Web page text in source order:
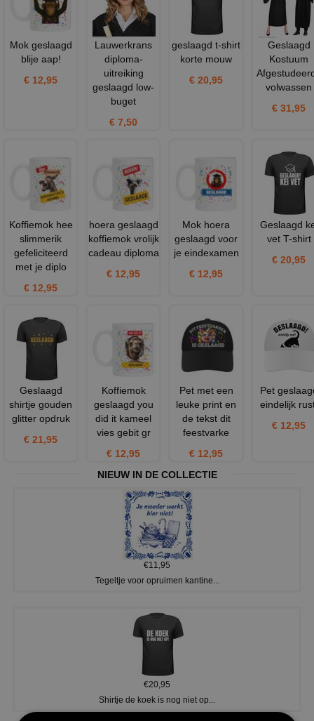
Mok geslaagd
blije aap!
€ 12,95
Lauwerkrans
diploma-
uitreiking
geslaagd low-
buget
€ 7,50
geslaagd t-shirt
korte mouw
€ 20,95
Geslaagd
Kostuum
volwassen
€ 31,95
Koffiemok hee
slimmerik
gefeliciteerd
met je diplo
€ 12,95
hoera geslaagd
koffiemok vrolijk
cadeau diploma
€ 12,95
Mok hoera
geslaagd voor
je eindexamen
€ 12,95
Geslaagd
vet T-shirt
€ 20,95
Geslaagd
shirtje gouden
glitter opdruk
€ 21,95
Koffiemok
geslaagd you
did it kameel
vies gebit gr
€ 12,95
Pet met een
leuke print en
de tekst dit
feestvarke
€ 12,95
Pet
eindelijk
€ 12,95
NIEUW IN DE COLLECTIE
€11,95
Tegeltje voor opruimen kantine...
€20,95
Shirtje de koek is nog niet op...